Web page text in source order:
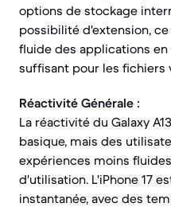
options de stockage
possibilité d'extension,
fluide des applications
suffisant pour les fichiers
Réactivité Générale :
La réactivité du Galaxy
basique, mais des
expériences moins
d'utilisation. L'iPhone 17
instantanée, avec des